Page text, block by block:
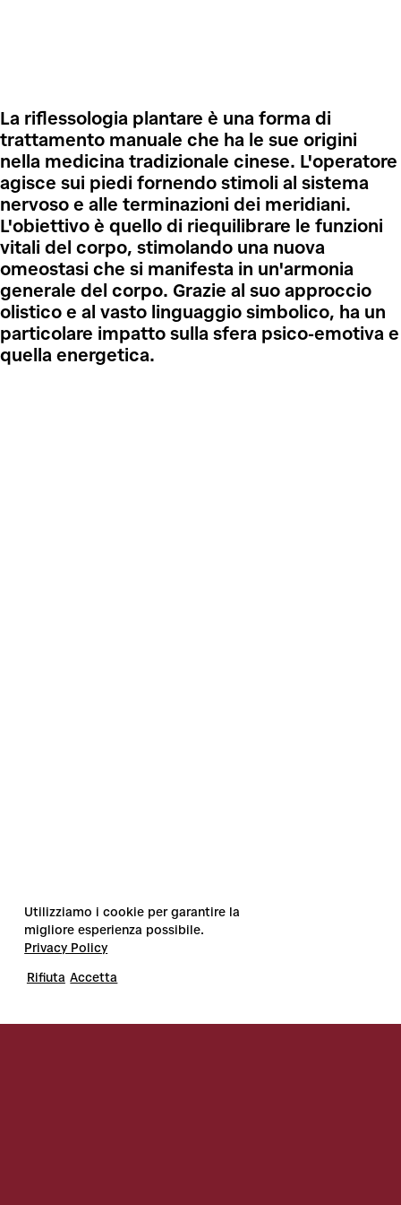
Utilizziamo i cookie per garantire la
migliore esperienza possibile.
Privacy Policy
Rifiuta Accetta
La riflessologia plantare è una forma di
trattamento manuale che ha le sue origini
nella medicina tradizionale cinese. L'operatore
agisce sui piedi fornendo stimoli al sistema
nervoso e alle terminazioni dei meridiani.
L'obiettivo è quello di riequilibrare le funzioni
vitali del corpo, stimolando una nuova
omeostasi che si manifesta in un'armonia
generale del corpo. Grazie al suo approccio
olistico e al vasto linguaggio simbolico, ha un
particolare impatto sulla sfera psico-emotiva e
quella energetica.